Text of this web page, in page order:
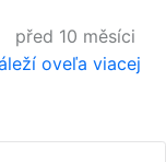
před 10 měsíci
oveľa viacej